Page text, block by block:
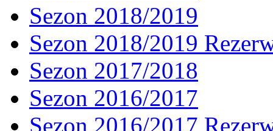
Sezon 2018/2019
Sezon 2018/2019
Sezon 2017/2018
Sezon 2016/2017
Sezon 2016/2017